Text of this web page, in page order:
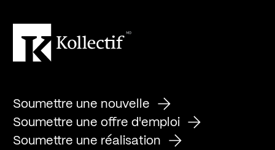
Soumettre une nouvelle
Soumettre une offre d'emploi
Soumettre une réalisation